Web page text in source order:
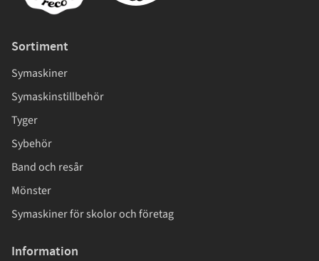
Sortiment
Symaskiner
Symaskinstillbehör
Tyger
Sybehör
Band och resår
Mönster
Symaskiner för skolor och företag
Information